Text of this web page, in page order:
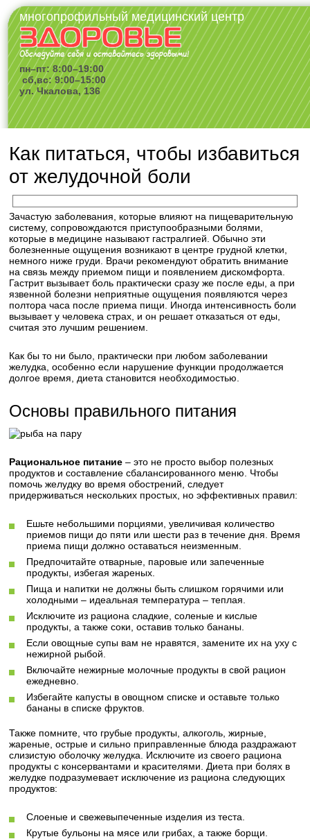
многопрофильный медицинский центр
пн–пт: 8:00–19:00
сб,вс: 9:00–15:00
ул. Чкалова, 136
Как питаться, чтобы избавиться
от желудочной боли
Зачастую заболевания, которые влияют на пищеварительную
систему, сопровождаются приступообразными болями,
которые в медицине называют гастралгией. Обычно эти
болезненные ощущения возникают в центре грудной клетки,
немного ниже груди. Врачи рекомендуют обратить внимание
на связь между приемом пищи и появлением дискомфорта.
Гастрит вызывает боль практически сразу же после еды, а при
язвенной болезни неприятные ощущения появляются через
полтора часа после приема пищи. Иногда интенсивность боли
вызывает у человека страх, и он решает отказаться от еды,
считая это лучшим решением.
Как бы то ни было, практически при любом заболевании
желудка, особенно если нарушение функции продолжается
долгое время, диета становится необходимостью.
Основы правильного питания
Рациональное питание – это не просто выбор полезных
продуктов и составление сбалансированного меню. Чтобы
помочь желудку во время обострений, следует
придерживаться нескольких простых, но эффективных правил:
Ешьте небольшими порциями, увеличивая количество
приемов пищи до пяти или шести раз в течение дня. Время
приема пищи должно оставаться неизменным.
Предпочитайте отварные, паровые или запеченные
продукты, избегая жареных.
Пища и напитки не должны быть слишком горячими или
холодными – идеальная температура – теплая.
Исключите из рациона сладкие, соленые и кислые
продукты, а также соки, оставив только бананы.
Если овощные супы вам не нравятся, замените их на уху с
нежирной рыбой.
Включайте нежирные молочные продукты в свой рацион
ежедневно.
Избегайте капусты в овощном списке и оставьте только
бананы в списке фруктов.
Также помните, что грубые продукты, алкоголь, жирные,
жареные, острые и сильно приправленные блюда раздражают
слизистую оболочку желудка. Исключите из своего рациона
продукты с консервантами и красителями. Диета при болях в
желудке подразумевает исключение из рациона следующих
продуктов:
Слоеные и свежевыпеченные изделия из теста.
Крутые бульоны на мясе или грибах, а также борщи.